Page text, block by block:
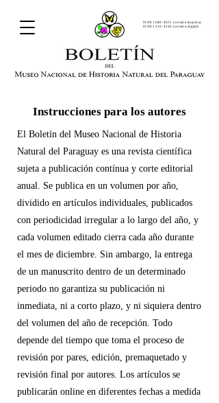
ISSN1680-4031 (versión impresa)
ISSN 2310-4236 (versión digital)
Instrucciones para los autores
El Boletín del Museo Nacional de Historia
Natural del Paraguay es una revista científica
sujeta a publicación contínua y corte editorial
anual. Se publica en un volumen por año,
dividido en artículos individuales, publicados
con periodicidad irregular a lo largo del año, y
cada volumen editado cierra cada año durante
el mes de diciembre. Sin ambargo, la entrega
de un manuscrito dentro de un determinado
periodo no garantiza su publicación ni
inmediata, ni a corto plazo, y ni siquiera dentro
del volumen del año de recepción. Todo
depende del tiempo que toma el proceso de
revisión por pares, edición, premaquetado y
revisión final por autores. Los artículos se
publicarán online en diferentes fechas a medida